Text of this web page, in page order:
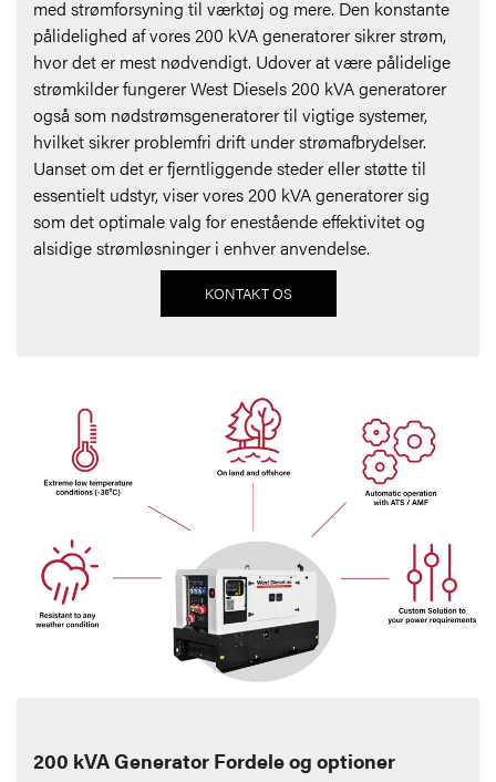
med strømforsyning til værktøj og mere. Den konstante
pålidelighed af vores 200 kVA generatorer sikrer strøm,
hvor det er mest nødvendigt. Udover at være pålidelige
strømkilder fungerer West Diesels 200 kVA generatorer
også som nødstrømsgeneratorer til vigtige systemer,
hvilket sikrer problemfri drift under strømafbrydelser.
Uanset om det er fjerntliggende steder eller støtte til
essentielt udstyr, viser vores 200 kVA generatorer sig
som det optimale valg for enestående effektivitet og
alsidige strømløsninger i enhver anvendelse.
KONTAKT OS
200 kVA Generator Fordele og optioner